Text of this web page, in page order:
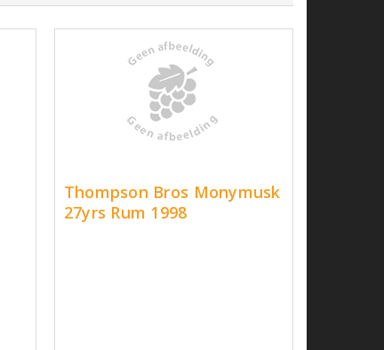
Thompson Bros Monymusk
27yrs Rum 1998